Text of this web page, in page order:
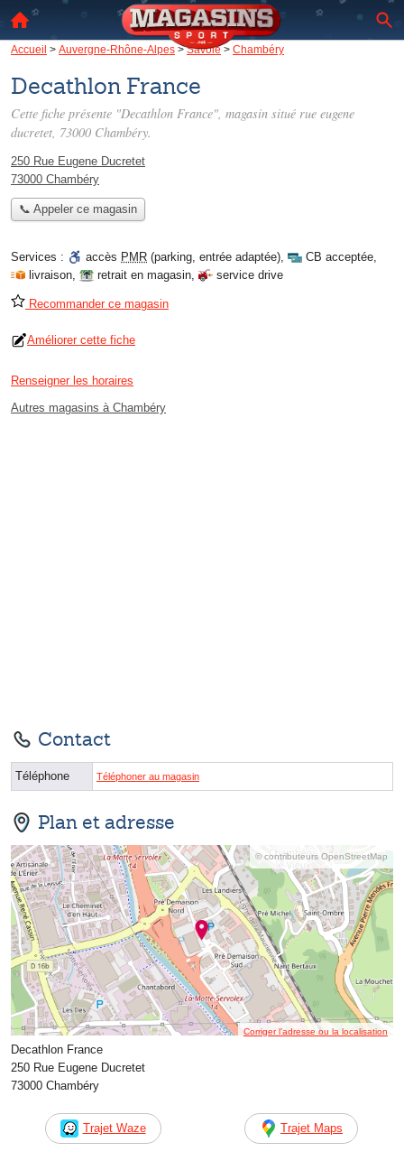
Accueil > Auvergne-Rhône-Alpes >Savoie> Chambéry
Decathlon France
Cette fiche présente "Decathlon France", magasin situé rue eugene
ducretet, 73000 Chambéry.
250 Rue Eugene Ducretet
73000 Chambéry
📞 Appeler ce magasin
Services : accès PMR (parking, entrée adaptée), CB acceptée,
livraison, retrait en magasin, service drive
Recommander ce magasin
Améliorer cette fiche
Renseigner les horaires
Autres magasins à Chambéry
Contact
Téléphone Téléphoner au magasin
Plan et adresse
© contributeurs OpenStreetMap
Corriger l’adresse ou la localisation
Decathlon France
250 Rue Eugene Ducretet
73000 Chambéry
Trajet Waze Trajet Maps